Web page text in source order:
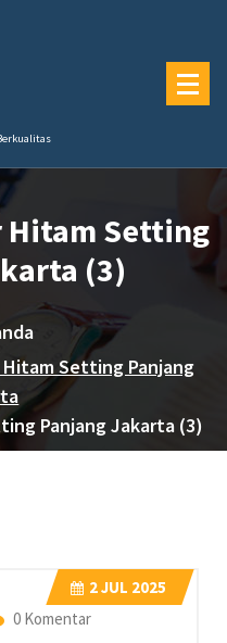
Hitam Setting
(3)
Hitam Setting Panjang
Panjang Jakarta (3)
2JUL 2025
0 Komentar